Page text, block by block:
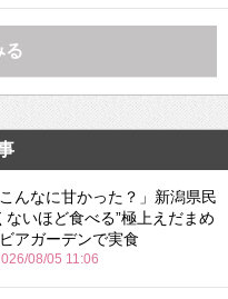
る
んなに甘かった？」新潟県民
ないほど食べる”極上えだまめ
アガーデンで実食
08/05 11:06